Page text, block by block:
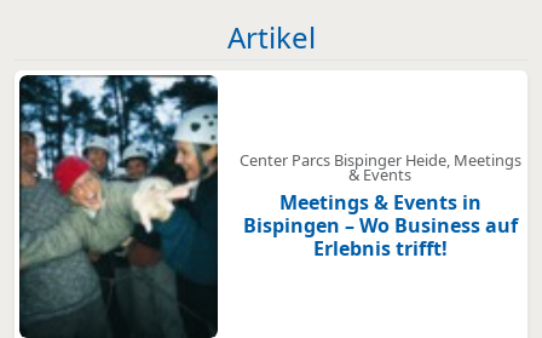
Artikel
Center Parcs Bispinger Heide, Meetings
& Events
Meetings & Events in
Bispingen – Wo Business auf
Erlebnis trifft!